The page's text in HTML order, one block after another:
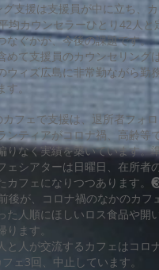
支援は支援員が中に立ち、
均カウンセラーひとり42人
なぐかが、今後の課題です。
めて支援員のカウンセリン
ウィズ広島に非常勤ながら
。
フェで支援は、退所者フォ
ンティアがコロナ禍、高齢
りなく実績を築いています
シアターは日曜日、在所者
カフェになりつつあります
後が、コロナ禍のなかのカ
た人順にほしいロス食品や
ます。
と人が交流するカフェはコ
ェ3回、中止しています。